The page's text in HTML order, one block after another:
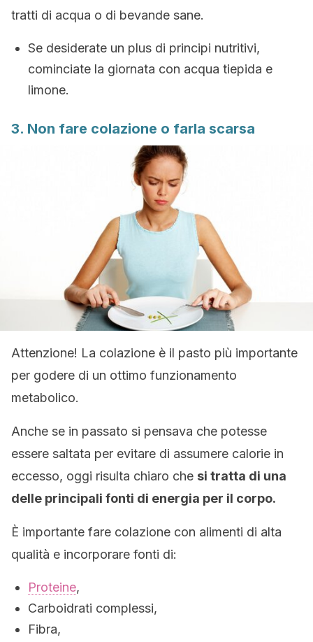
tratti di acqua o di bevande sane.
Se desiderate un plus di principi nutritivi,
cominciate la giornata con acqua tiepida e
limone.
3. Non fare colazione o farla scarsa
Attenzione! La colazione è il pasto più importante
per godere di un ottimo funzionamento
metabolico.
Anche se in passato si pensava che potesse
essere saltata per evitare di assumere calorie in
eccesso, oggi risulta chiaro che si tratta di una
delle principali fonti di energia per il corpo.
È importante fare colazione con alimenti di alta
qualità e incorporare fonti di:
Proteine,
Carboidrati complessi,
Fibra,